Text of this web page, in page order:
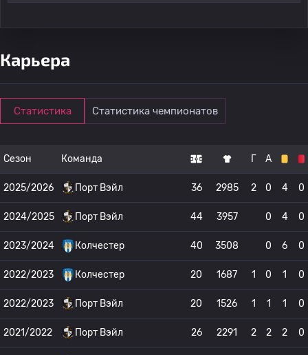
Карьера
Статистика Статистика чемпионатов
Сезон Команда Г А
2025/2026 Порт Вэйл 36 2985 2 0 4 0
2024/2025 Порт Вэйл 44 3957 0 4 0
2023/2024 Колчестер 40 3508 0 6 0
2022/2023 Колчестер 20 1687 1 0 1 0
2022/2023 Порт Вэйл 20 1526 1 1 1 0
2021/2022 Порт Вэйл 26 2291 2 2 2 0